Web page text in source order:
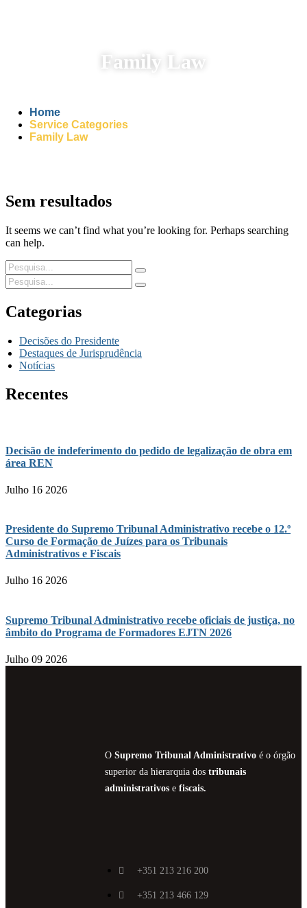
Family Law
Home
Service Categories
Family Law
Sem resultados
It seems we can’t find what you’re looking for. Perhaps searching
can help.
Categorias
Decisões do Presidente
Destaques de Jurisprudência
Notícias
Recentes
Decisão de indeferimento do pedido de legalização de obra em
área REN
Julho 16 2026
Presidente do Supremo Tribunal Administrativo recebe o 12.º
Curso de Formação de Juízes para os Tribunais
Administrativos e Fiscais
Julho 16 2026
Supremo Tribunal Administrativo recebe oficiais de justiça, no
âmbito do Programa de Formadores EJTN 2026
Julho 09 2026
O Supremo Tribunal Administrativoé o órgão
superior da hierarquia dos tribunais
administrativose fiscais.
+351 213 216 200
+351 213 466 129